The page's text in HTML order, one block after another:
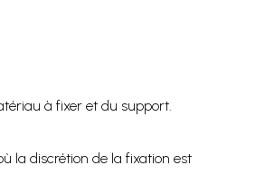
à fixer et du support.
la discrétion de la fixation est